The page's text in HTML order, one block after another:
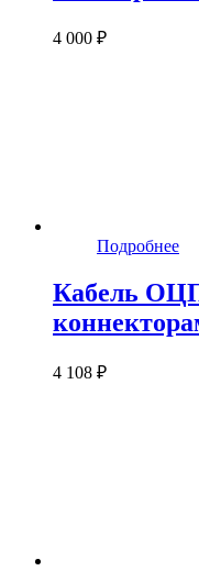
4 000 ₽
Подробнее
Кабель
4 108 ₽